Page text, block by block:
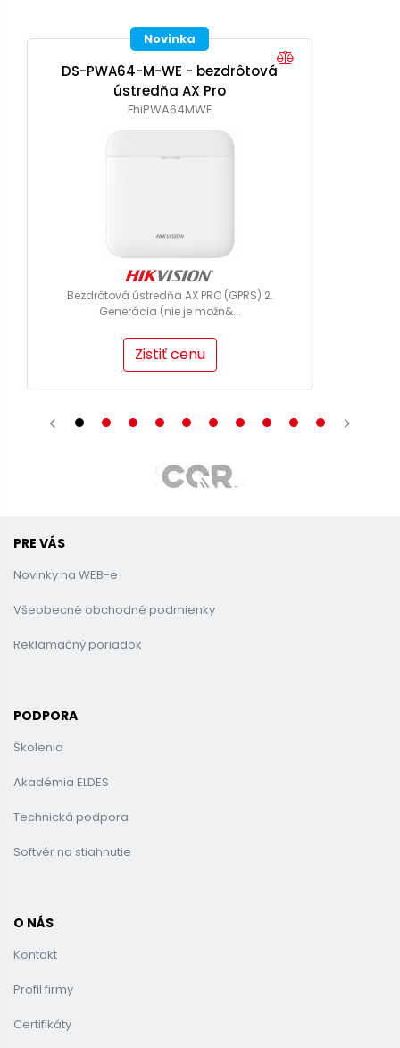
Novinka
DS-PWA64-M-WE - bezdrôtová
ústredňa AX Pro
FhiPWA64MWE
Bezdrôtová ústredňa AX PRO (GPRS) 2.
Generácia (nie je možn&...
Zistiť cenu
PRE VÁS
Novinky na WEB-e
Všeobecné obchodné podmienky
Reklamačný poriadok
PODPORA
Školenia
Akadémia ELDES
Technická podpora
Softvér na stiahnutie
O NÁS
Kontakt
Profil firmy
Certifikáty